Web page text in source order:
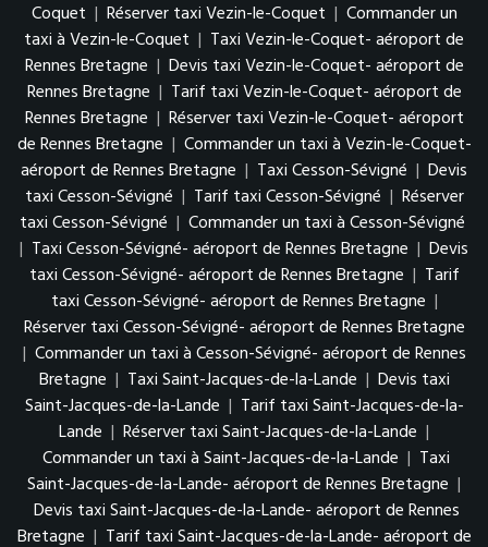
Coquet | Réserver taxi Vezin-le-Coquet | Commander un
taxi à Vezin-le-Coquet | Taxi Vezin-le-Coquet- aéroport de
Rennes Bretagne | Devis taxi Vezin-le-Coquet- aéroport de
Rennes Bretagne | Tarif taxi Vezin-le-Coquet- aéroport de
Rennes Bretagne | Réserver taxi Vezin-le-Coquet- aéroport
de Rennes Bretagne | Commander un taxi à Vezin-le-Coquet-
aéroport de Rennes Bretagne | Taxi Cesson-Sévigné | Devis
taxi Cesson-Sévigné | Tarif taxi Cesson-Sévigné | Réserver
taxi Cesson-Sévigné | Commander un taxi à Cesson-Sévigné
| Taxi Cesson-Sévigné- aéroport de Rennes Bretagne | Devis
taxi Cesson-Sévigné- aéroport de Rennes Bretagne | Tarif
taxi Cesson-Sévigné- aéroport de Rennes Bretagne |
Réserver taxi Cesson-Sévigné- aéroport de Rennes Bretagne
| Commander un taxi à Cesson-Sévigné- aéroport de Rennes
Bretagne | Taxi Saint-Jacques-de-la-Lande | Devis taxi
Saint-Jacques-de-la-Lande | Tarif taxi Saint-Jacques-de-la-
Lande | Réserver taxi Saint-Jacques-de-la-Lande |
Commander un taxi à Saint-Jacques-de-la-Lande | Taxi
Saint-Jacques-de-la-Lande- aéroport de Rennes Bretagne |
Devis taxi Saint-Jacques-de-la-Lande- aéroport de Rennes
Bretagne | Tarif taxi Saint-Jacques-de-la-Lande- aéroport de